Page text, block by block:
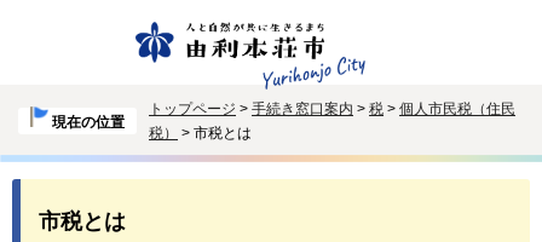
現在の位置
トップページ > 手続き窓口案内 > 税 > 個人市民税（住民
税）
> 市税とは
市税とは